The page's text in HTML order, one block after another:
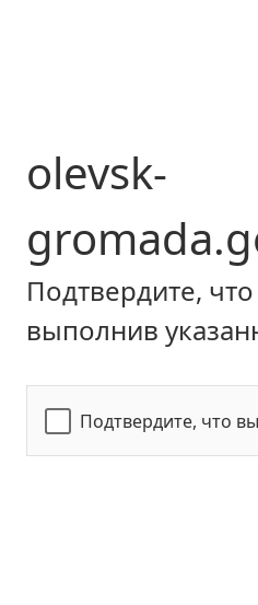
olevsk-
Подтвердите,
выполнив
Подтвердите, что